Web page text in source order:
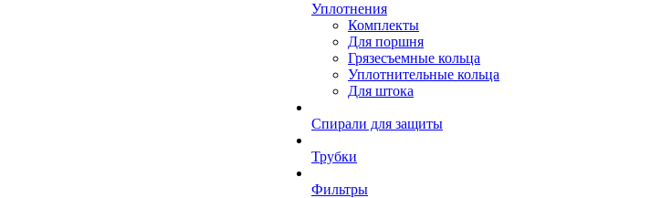
Уплотнения
Комплекты
Для поршня
Грязесъемные кольца
Уплотнительные кольца
Для штока
Спирали для защиты
Трубки
Фильтры